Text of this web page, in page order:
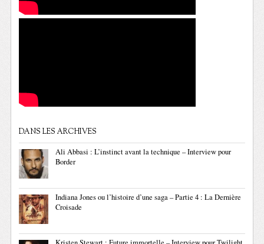
DANS LES ARCHIVES
Ali Abbasi : L’instinct avant la technique – Interview pour
Border
Indiana Jones ou l’histoire d’une saga – Partie 4 : La Dernière
Croisade